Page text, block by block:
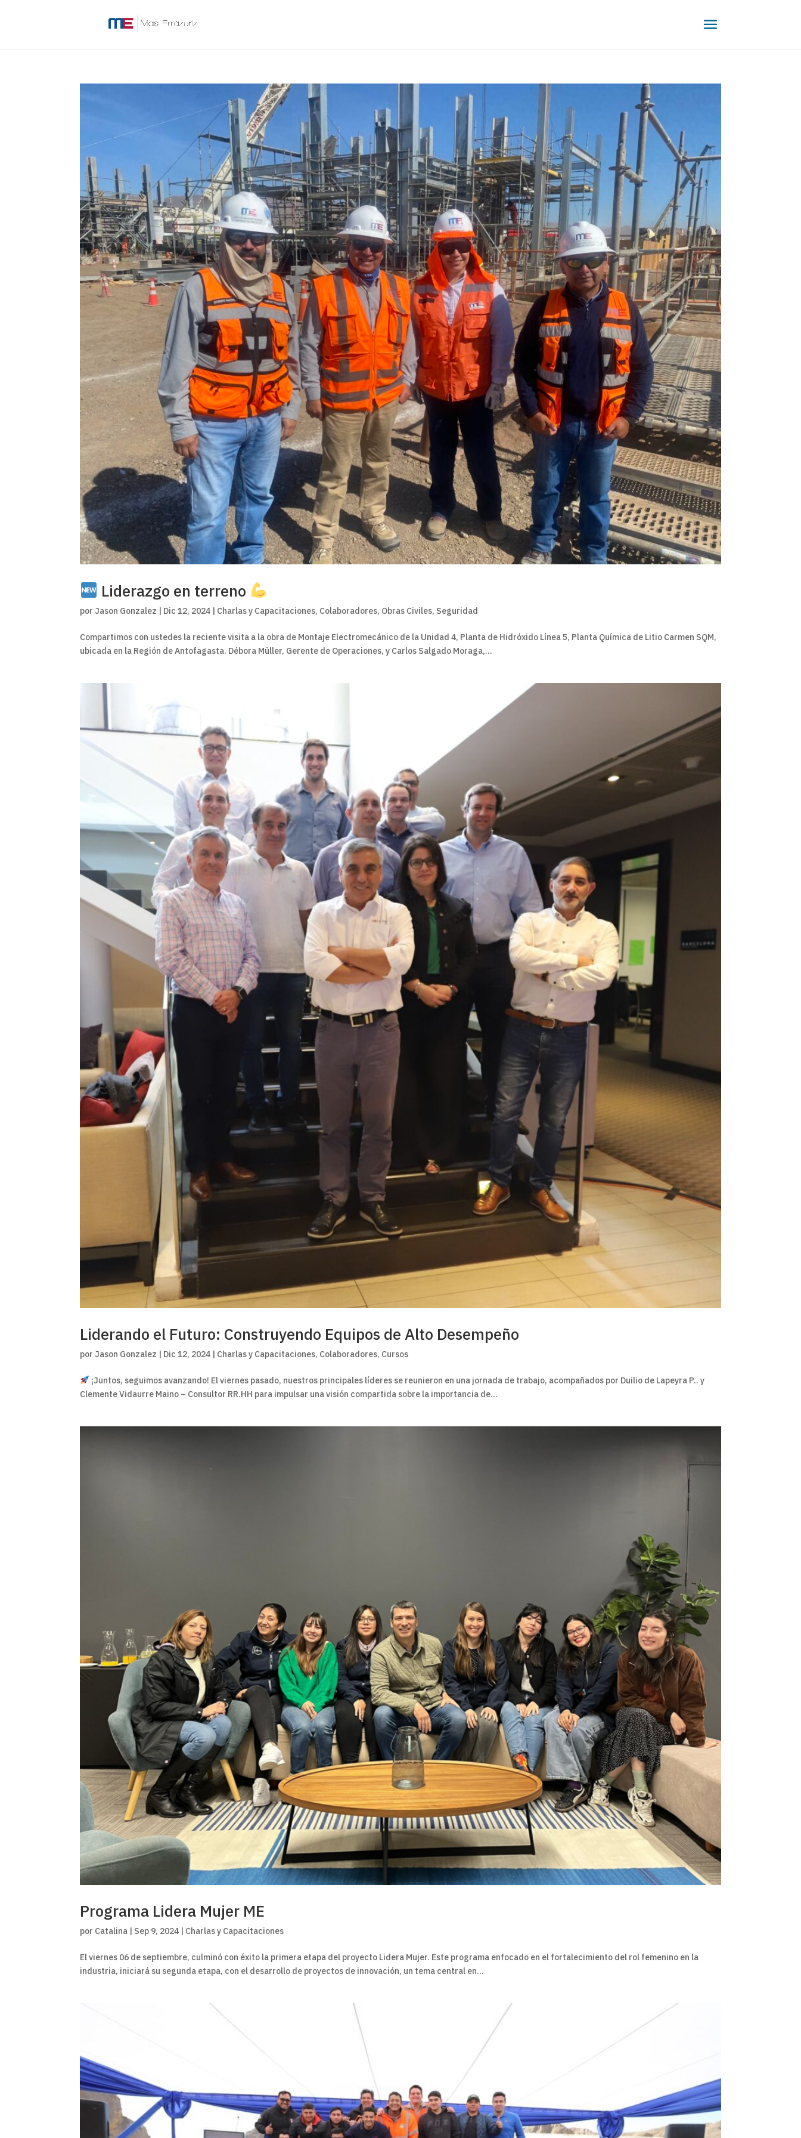
Liderazgo en terreno
por Jason Gonzalez | Dic 12, 2024 | Charlas y Capacitaciones, Colaboradores, Obras Civiles, Seguridad
Compartimos con ustedes la reciente visita a la obra de Montaje Electromecánico de la Unidad 4, Planta de Hidróxido Línea 5, Planta Química de Litio Carmen SQM,
ubicada en la Región de Antofagasta. Débora Müller, Gerente de Operaciones, y Carlos Salgado Moraga,...
Liderando el Futuro: Construyendo Equipos de Alto Desempeño
por Jason Gonzalez | Dic 12, 2024 | Charlas y Capacitaciones, Colaboradores, Cursos
¡Juntos, seguimos avanzando! El viernes pasado, nuestros principales líderes se reunieron en una jornada de trabajo, acompañados por Duilio de Lapeyra P.. y
Clemente Vidaurre Maino – Consultor RR.HH para impulsar una visión compartida sobre la importancia de...
Programa Lidera Mujer ME
por Catalina | Sep 9, 2024 | Charlas y Capacitaciones
El viernes 06 de septiembre, culminó con éxito la primera etapa del proyecto Lidera Mujer. Este programa enfocado en el fortalecimiento del rol femenino en la
industria, iniciará su segunda etapa, con el desarrollo de proyectos de innovación, un tema central en...